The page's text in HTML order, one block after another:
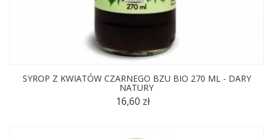
SYROP Z KWIATÓW CZARNEGO BZU BIO 270 ML - DARY
NATURY
16,60 zł